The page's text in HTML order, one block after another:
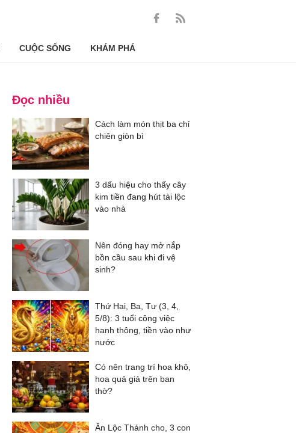
CUỘC SỐNG KHÁM PHÁ
Đọc nhiều
Cách làm món thịt ba chỉ
chiên giòn bì
3 dấu hiệu cho thấy cây
kim tiền đang hút tài lộc
vào nhà
Nên đóng hay mở nắp
bồn cầu sau khi đi vệ
sinh?
Thứ Hai, Ba, Tư (3, 4,
5/8): 3 tuổi công việc
hanh thông, tiền vào như
nước
Có nên trang trí hoa khô,
hoa quả giả trên ban
thờ?
Ăn Lộc Thánh cho, 3 con